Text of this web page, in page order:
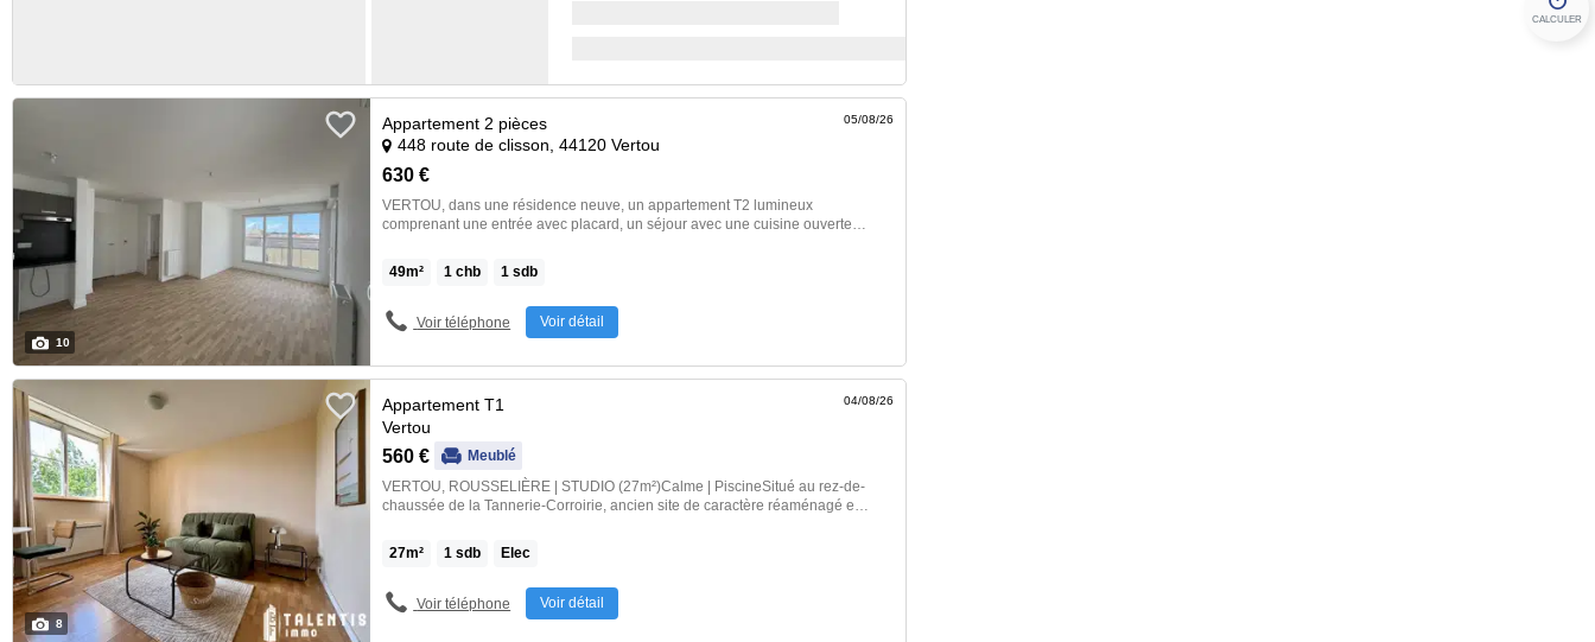
CALCULER
630 €
Appartement 2 pièces
448 route de clisson, 44120 Vertou
VERTOU, dans une résidence neuve, un appartement T2 lumineux
comprenant une entrée avec placard, un séjour avec une cuisine ouverte
salle d'eau, wc séparés. Parking couvert. Conditions de ressources Loi
Pinel. Ce logement soumis à la Garantie des Loyers Impayés (GLI).« Les
49m² 1 chb 1 sdb
05/08/26
Voir téléphone Voir détail
10
560 € Meublé
Appartement T1
Vertou
VERTOU, ROUSSELIÈRE | STUDIO (27m²)Calme | PiscineSitué au rez-de-
chaussée de la Tannerie-Corroirie, ancien site de caractère réaménagé en
dispose d'une pièce principale avec coin cuisine aménagé et équipé ainsi
que d'une salle de bain.La résidence propose une piscine et de vastes
97.Chauffage individuel électrique.Loyer HC: 525.00 €.Charges mensuelles:
35.00 € comprenant l'entretien des parties communes (provisions
27m² 1 sdb Elec
04/08/26
Voir téléphone Voir détail
8